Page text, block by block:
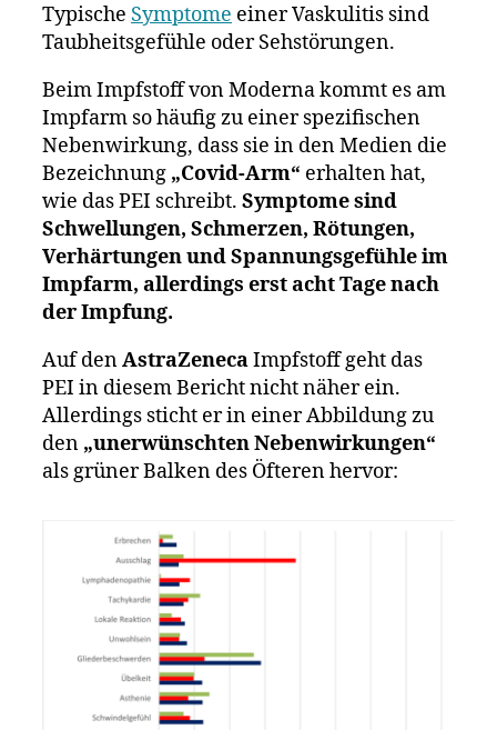
Typische Symptome einer Vaskulitis sind
Taubheitsgefühle oder Sehstörungen.
Beim Impfstoff von Moderna kommt es am
Impfarm so häufig zu einer spezifischen
Nebenwirkung, dass sie in den Medien die
Bezeichnung „Covid-Arm“ erhalten hat,
wie das PEI schreibt. Symptome sind
Schwellungen, Schmerzen, Rötungen,
Verhärtungen und Spannungsgefühle im
Impfarm, allerdings erst acht Tage nach
der Impfung.
Auf denAstraZenecaImpfstoff geht das
PEI in diesem Bericht nicht näher ein.
Allerdings sticht er in einer Abbildung zu
den „unerwünschten Nebenwirkungen“
als grüner Balken des Öfteren hervor: